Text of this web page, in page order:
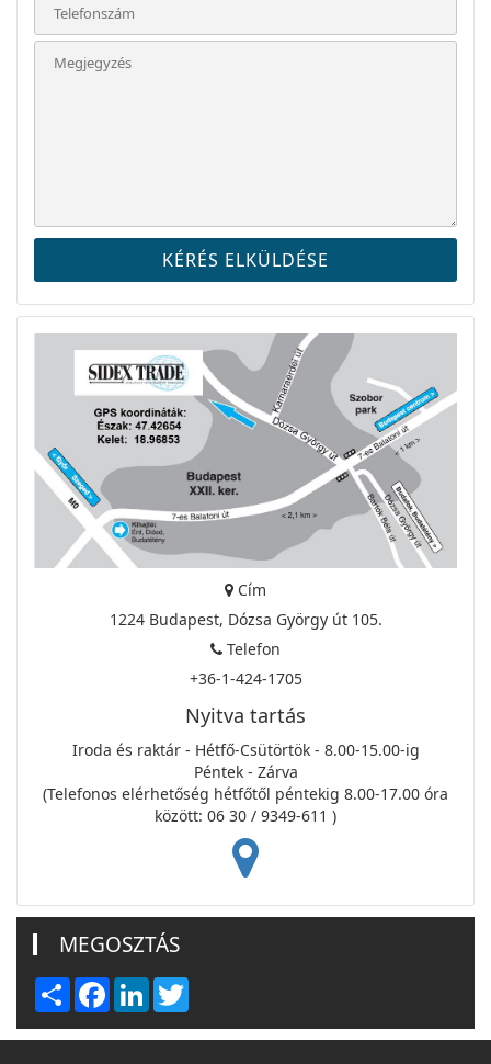
Cím
1224 Budapest, Dózsa György út 105.
Telefon
+36-1-424-1705
Nyitva tartás
Iroda és raktár - Hétfő-Csütörtök - 8.00-15.00-ig
Péntek - Zárva
(Telefonos elérhetőség hétfőtől péntekig 8.00-17.00 óra
között: 06 30 / 9349-611 )
MEGOSZTÁS
Share FacebookLinkedIn